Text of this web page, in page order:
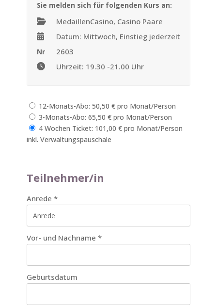
Sie melden sich für folgenden Kurs an:
MedaillenCasino, Casino Paare
Datum: Mittwoch, Einstieg jederzeit
Nr
2603
Uhrzeit: 19.30 -21.00 Uhr
12-Monats-Abo: 50,50 € pro Monat/Person
3-Monats-Abo: 65,50 € pro Monat/Person
4 Wochen Ticket: 101,00 € pro Monat/Person
inkl. Verwaltungspauschale
Teilnehmer/in
Anrede *
Vor- und Nachname *
Geburtsdatum